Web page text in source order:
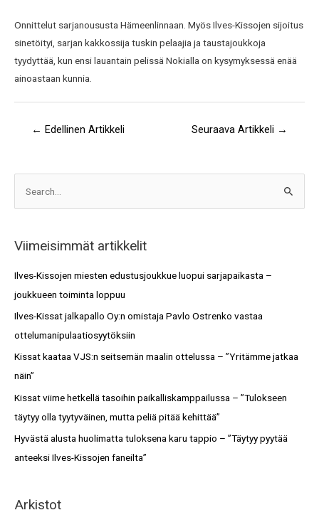
Onnittelut sarjanoususta Hämeenlinnaan. Myös Ilves-Kissojen sijoitus
sinetöityi, sarjan kakkossija tuskin pelaajia ja taustajoukkoja
tyydyttää, kun ensi lauantain pelissä Nokialla on kysymyksessä enää
ainoastaan kunnia.
← Edellinen Artikkeli Seuraava Artikkeli →
c
h
Viimeisimmät artikkelit
Ilves-Kissojen miesten edustusjoukkue luopui sarjapaikasta –
joukkueen toiminta loppuu
Ilves-Kissat jalkapallo Oy:n omistaja Pavlo Ostrenko vastaa
ottelumanipulaatiosyytöksiin
Kissat kaataa VJS:n seitsemän maalin ottelussa – ”Yritämme jatkaa
näin”
Kissat viime hetkellä tasoihin paikalliskamppailussa – ”Tulokseen
täytyy olla tyytyväinen, mutta peliä pitää kehittää”
Hyvästä alusta huolimatta tuloksena karu tappio – ”Täytyy pyytää
anteeksi Ilves-Kissojen faneilta”
Arkistot
i
t
o
t